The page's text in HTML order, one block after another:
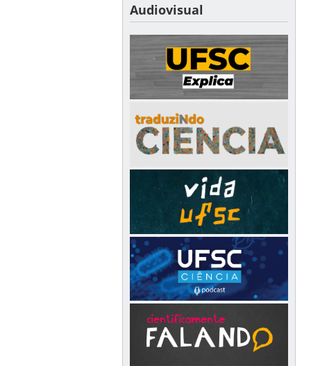
Audiovisual